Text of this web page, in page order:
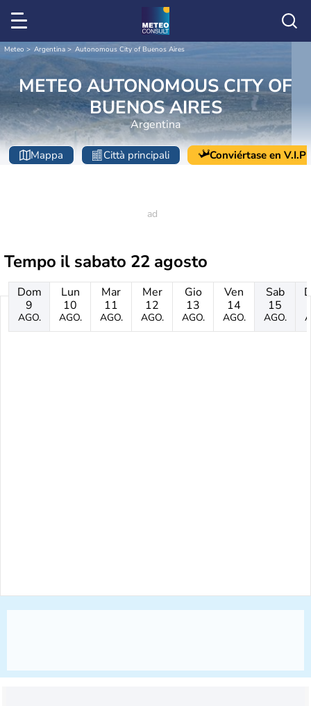
Meteo Argentina Autonomous City of Buenos Aires
METEO AUTONOMOUS CITY OF
BUENOS AIRES
Argentina
Mappa Città principali Conviértase en V.I.P
Tempo il sabato 22 agosto
Dom
9
AGO.
Lun
10
AGO.
Mar
11
AGO.
Mer
12
AGO.
Gio
13
AGO.
Ven
14
AGO.
Sab
15
AGO.